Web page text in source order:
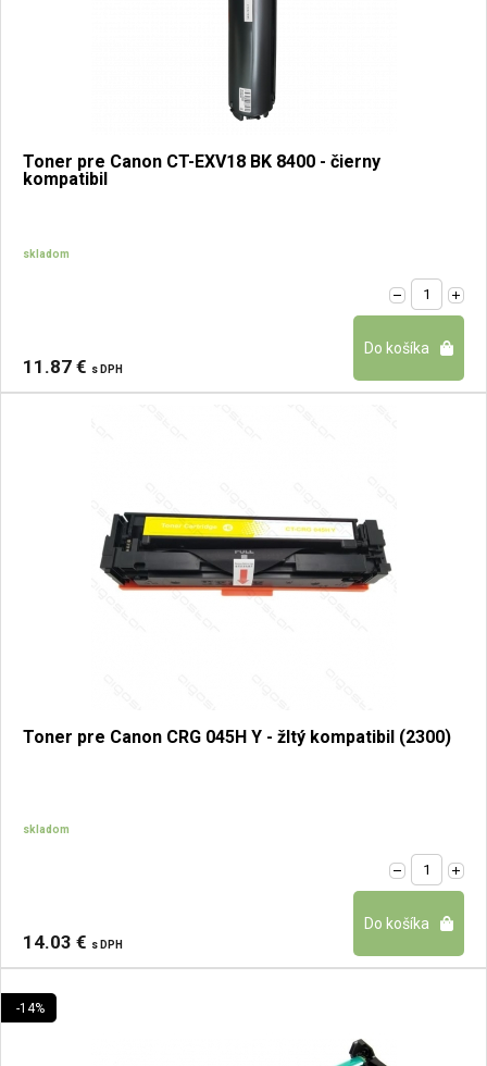
Toner pre Canon CT-EXV18 BK 8400 - čierny
kompatibil
skladom
11.87 € s DPH
Toner pre Canon CRG 045H Y - žltý kompatibil (2300)
skladom
14.03 € s DPH
-14%